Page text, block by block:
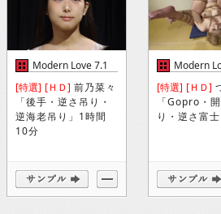
Modern Love 7.1
[特選] [ＨＤ] 前乃菜々
「後手・逆さ吊り・
逆海老吊り」1時間
10分
Modern
[特選] [ＨＤ]
「Gopro・
り・逆さ富